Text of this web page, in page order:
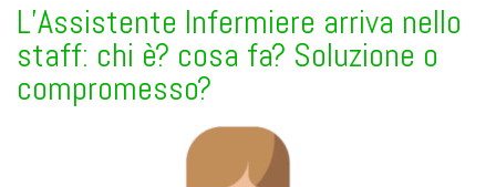
L’Assistente Infermiere arriva nello
staff: chi è? cosa fa? Soluzione o
compromesso?